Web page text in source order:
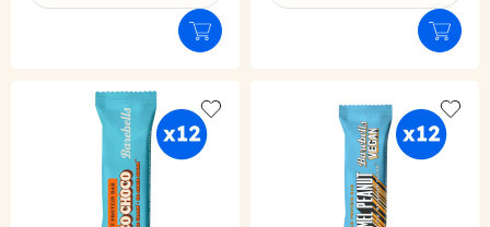
Déclinaison du produit
Ajouter au panier
Déclinaison du produit
Add to wishlist Add